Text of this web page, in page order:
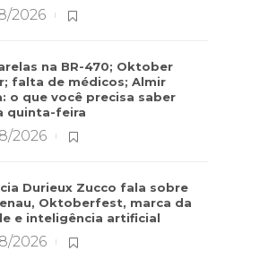
2026
na BR-470; Oktober
falta de médicos; Almir
o que você precisa saber
quinta-feira
2026
Durieux Zucco fala sobre
Oktoberfest, marca da
e inteligência artificial
2026